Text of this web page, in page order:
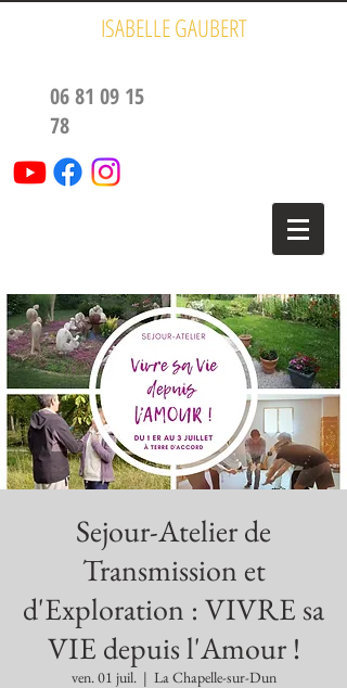
ISABELLE GAUBERT
06 81 09 15
78
Sejour-Atelier de
Transmission et
d'Exploration : VIVRE sa
VIE depuis l'Amour !
ven. 01 juil.
  |
La Chapelle-sur-Dun